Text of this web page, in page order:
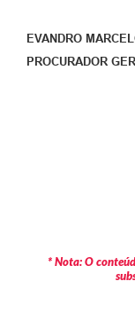
EVANDRO
PROCURADOR
* Nota: O